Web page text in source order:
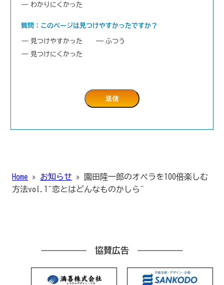
わかりにくかった
質問：このページは見つけやすかったですか？
見つけやすかった
ふつう
見つけにくかった
Home » お知らせ »
園田隆一郎のオペラを100倍楽しむ
方法vol.1~恋とはどんなものかしら~
協賛広告